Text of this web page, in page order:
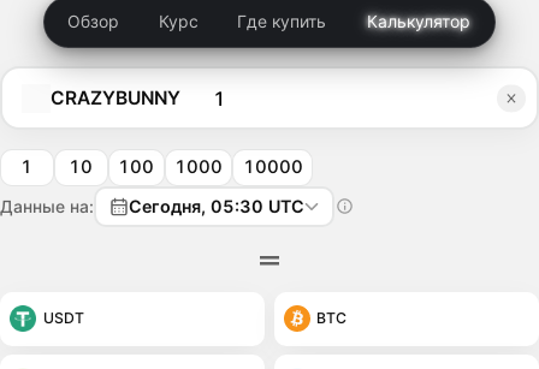
Обзор Курс Где купить Калькулятор
CRAZYBUNNY
1 10 100 1000 10000
Данные на: Сегодня, 05:30 UTC
USDT BTC